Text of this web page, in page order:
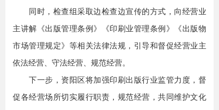
同时，检查组采取边检查边宣传的方式，向经营业
主讲解《出版管理条例》《印刷业管理条例》《出版物
市场管理规定》等相关法律法规，引导和督促经营业主
依法经营、守法经营、规范经营。
下一步，资阳区将加强印刷出版行业监管力度，督
促各经营场所切实履行职责，规范经营，共同维护文化